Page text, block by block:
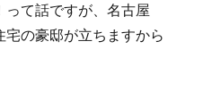
て話ですが、名古屋
宅の豪邸が立ちますから